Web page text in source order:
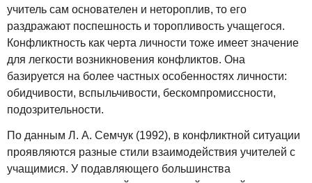
учитель сам основателен и нетороплив, то его
раздражают поспешность и торопливость учащегося.
Конфликтность как черта личности тоже имеет значение
для легкости возникновения конфликтов. Она
базируется на более частных особенностях личности:
обидчивости, вспыльчивости, бескомпромиссности,
подозрительности.
По данным Л. А. Семчук (1992), в конфликтной ситуации
проявляются разные стили взаимодействия учителей с
учащимися. У подавляющего большинства